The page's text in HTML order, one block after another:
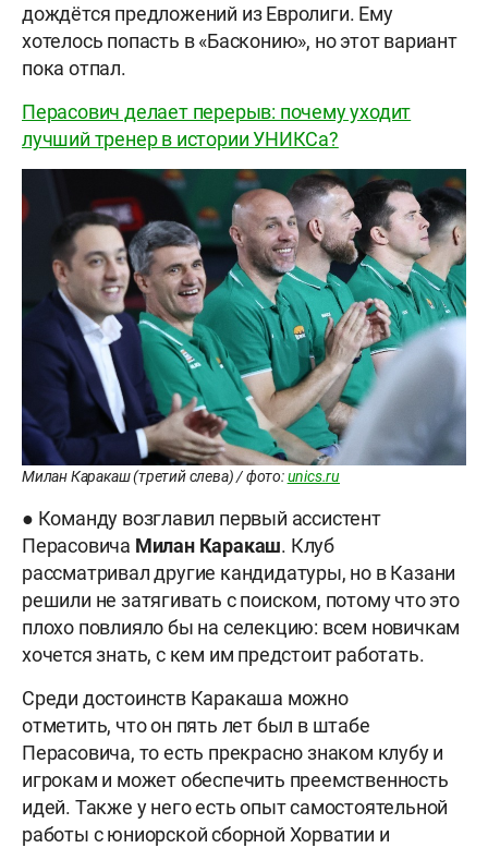
дождётся предложений из Евролиги. Ему
хотелось попасть в «Басконию», но этот вариант
пока отпал.
Перасович делает перерыв: почему уходит
лучший тренер в истории УНИКСа?
Милан Каракаш (третий слева) / фото:unics.ru
● Команду возглавил первый ассистент
Перасовича Милан Каракаш. Клуб
рассматривал другие кандидатуры, но в Казани
решили не затягивать с поиском, потому что это
плохо повлияло бы на селекцию: всем новичкам
хочется знать, с кем им предстоит работать.
Среди достоинств Каракаша можно
отметить, что он пять лет был в штабе
Перасовича, то есть прекрасно знаком клубу и
игрокам и может обеспечить преемственность
идей. Также у него есть опыт самостоятельной
работы с юниорской сборной Хорватии и